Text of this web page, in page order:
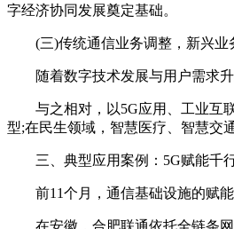
字经济协同发展奠定基础。
(三)传统通信业务调整，新兴业
随着数字技术发展与用户需求升
与之相对，以5G应用、工业互联
型;在民生领域，智慧医疗、智慧交
三、典型应用案例：5G赋能千
前11个月，通信基础设施的赋能
在安徽，合肥联通依托全链条网